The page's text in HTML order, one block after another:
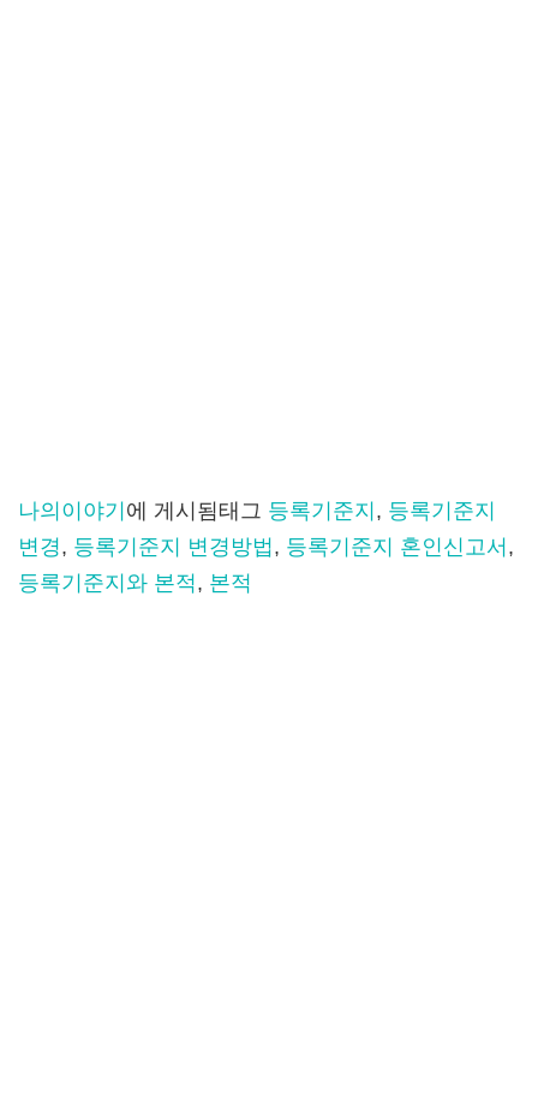
나의이야기 에 게시됨 태그 등록기준지 , 등록기준지
변경, 등록기준지 변경방법 , 등록기준지 혼인신고서 ,
등록기준지와 본적, 본적